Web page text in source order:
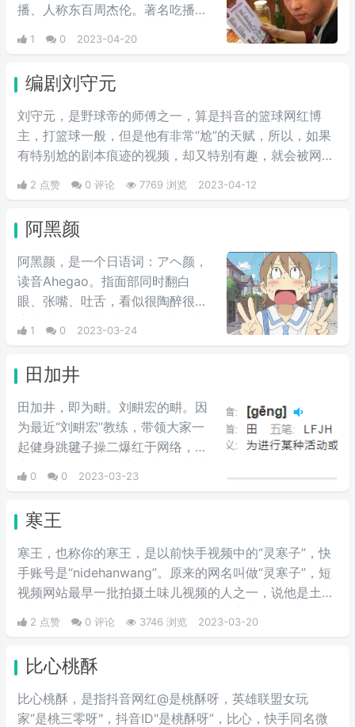
播、人称东百周杰伦。著名吃播，
1 0 2023-04-20
编剧刘守元
刘守元，是野球帝的师傅之一，算是抖音的篮球网红博
主，打篮球一般，但是他有非常“尬”的天赋，所以，如果
有特别尬的剧本痕迹的视频，却又特别有趣，就会被网友
2 点赞 0 评论 7769 浏览 2023-04-12
阿黑颜
阿黑颜，是‌‌‌‌‌‌‌‌‌一个日语词：アヘ颜‌‌‌‌‌‌‌‌‌，
读‌‌‌‌‌‌‌‌‌音Ahegao。指‌‌‌‌‌‌‌‌‌面部同时翻‌‌‌‌‌‌‌‌‌白
眼、张嘴、吐舌，看‌‌‌‌‌‌‌‌‌似很‌‌‌‌‌‌‌‌‌陶醉很迷
1 0 2023-03-24
田加井
田加井，即为畊。刘畊宏的畊。因
为最近“刘畊宏”教练，带领大家一
起健身跳毽子操二爆红于网络，大
0 0 2023-03-23
寒王
寒王，也称你的寒王，是以前快手视频中的“灵寒子”，快
手账号是“nidehanwang”。原来的网名叫做“灵寒子”，短
视频网站最早一批拍摄土味儿视频的人之一，说他是土味
着“兄弟”、“道义”、“社会”进行，形式就是几个人穿着紧身
锋利马太瘦，我还不想和你斗”的顺口溜再配合几声干
笑，一副社会不良青年的模样。“寒王”的称呼，更多的是
嘲讽。
2 点赞 0 评论 3746 浏览 2023-03-20
比心桃酥
比心桃酥，是指抖音网红@是桃酥呀，英雄联盟女玩
家“是桃三零呀"，抖音ID"是桃酥呀”，比心，快手同名微